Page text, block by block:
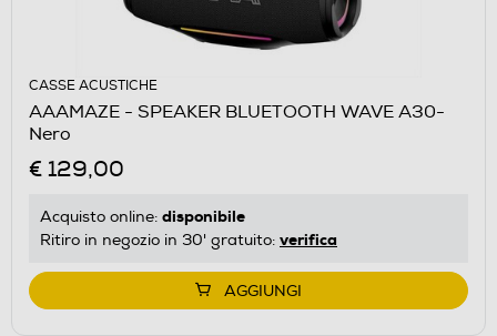
CASSE ACUSTICHE
AAAMAZE - SPEAKER BLUETOOTH WAVE A30-
Nero
€ 129,00
Acquisto online: disponibile
Ritiro in negozio in 30' gratuito: verifica
AGGIUNGI